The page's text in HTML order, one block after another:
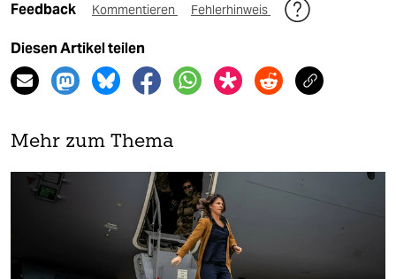
Feedback Kommentieren Fehlerhinweis
Diesen Artikel teilen
Mehr zum Thema